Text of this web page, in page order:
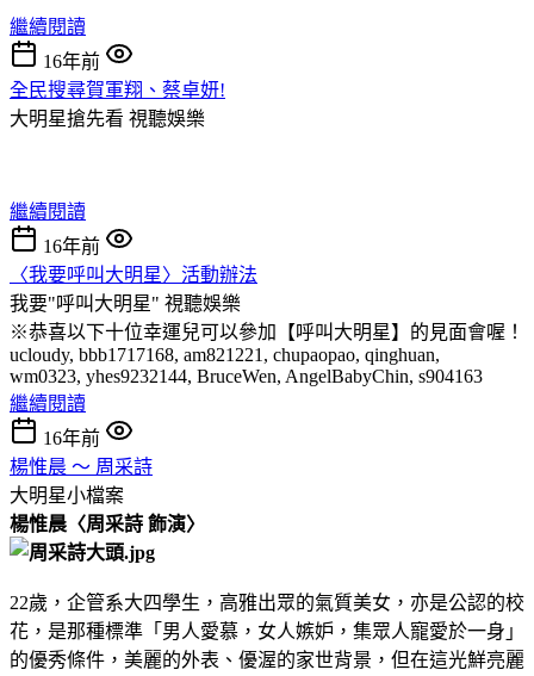
繼續閱讀
16年前
全民搜尋賀軍翔、蔡卓妍!
大明星搶先看 視聽娛樂
繼續閱讀
16年前
〈我要呼叫大明星〉活動辦法
我要"呼叫大明星" 視聽娛樂
※恭喜以下十位幸運兒可以參加【呼叫大明星】的見面會喔！
ucloudy, bbb1717168, am821221, chupaopao, qinghuan,
wm0323, yhes9232144, BruceWen, AngelBabyChin, s904163
繼續閱讀
16年前
楊惟晨 ～ 周采詩
大明星小檔案
楊惟晨 〈周采詩 飾演〉
22歲，企管系大四學生，高雅出眾的氣質美女，亦是公認的校
花，是那種標準「男人愛慕，女人嫉妒，集眾人寵愛於一身」
的優秀條件，美麗的外表、優渥的家世背景，但在這光鮮亮麗